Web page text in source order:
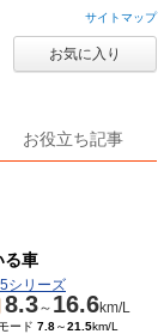
サイトマップ
お気に入り
お役立ち記事
る車
シリーズ
8.3～ 16.6km/L
ード 7.8～21.5km/L